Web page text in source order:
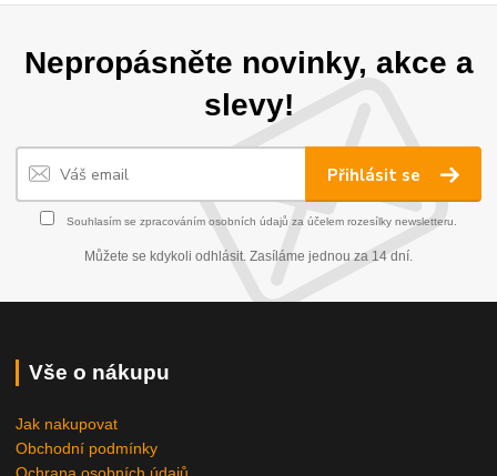
Nepropásněte novinky, akce a
slevy!
Přihlásit se
Souhlasím se zpracováním osobních údajů za účelem rozesílky newsletteru.
Můžete se kdykoli odhlásit. Zasíláme jednou za 14 dní.
Vše o nákupu
Jak nakupovat
Obchodní podmínky